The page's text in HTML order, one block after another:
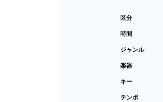
区分
時間
ジャンル
楽器
キー
テンポ